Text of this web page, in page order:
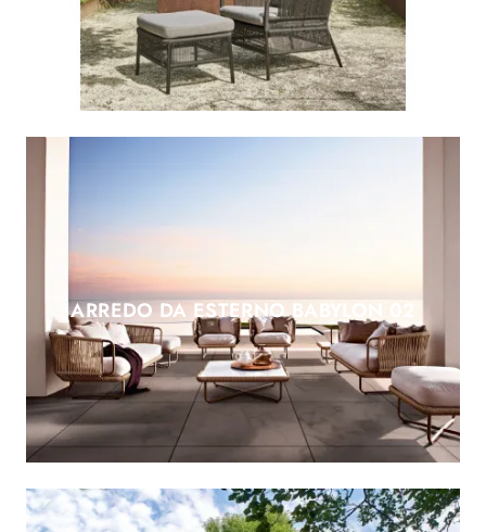
ARREDO DA ESTERNO BABYLON 02